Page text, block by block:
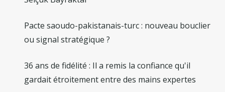
Pacte saoudo-pakistanais-turc : nouveau bouclier
ou signal stratégique ?
36 ans de fidélité : Il a remis la confiance qu'il
gardait étroitement entre des mains expertes